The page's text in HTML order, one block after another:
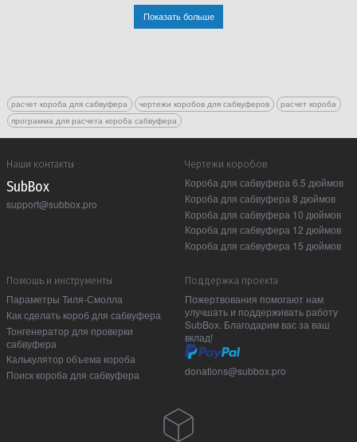
Показать больше
расчет короба для сабвуфера чертежи коробов для сабвуферов
расчет короба
программа для расчета короба сабвуфера
Наши контакты
Sub Box
support@subbox.pro
Чертежи коробов
Короба для сабвуфера 6.5 дюймов
Короба для сабвуфера 8 дюймов
Короба для сабвуфера 10 дюймов
Короба для сабвуфера 12 дюймов
Короба для сабвуфера 15 дюймов
Помошь и инструменты
Параметры Тиля-Смолла
Как сделать короб для сабвуфера
Тонгенератор для проверки
сабвуфера
Калькулятор объема короба
Поиск короба для сабвуфера
Поддержка проекта
Пожертвования помогают нам
улучшать и поддерживать работу
SubBox. Благодарим вас за ваш
вклад!
donations@subbox.pro